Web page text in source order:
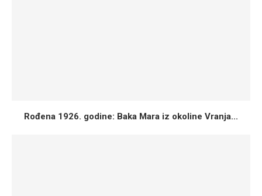
Rođena 1926. godine: Baka Mara iz okoline Vranja...